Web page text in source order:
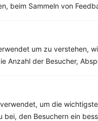
beim Sammeln von
um zu verstehen,
Anzahl der Besucher,
um die
bei, den Besuchern ein
10 %